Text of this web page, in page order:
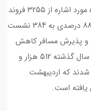
بر این اساس نشست و برخاست در ماه مورد اشاره از 3255 فروند
هواپیما در اردیبهشت 98 با رشد منفی 88 درصدی به 384 نشست
و پذیرش مسافر کاهش
97 درصدی ثبت شده است؛ اردیبهشت سال گذشته 512 هزار و
شدند که اردیبهشت